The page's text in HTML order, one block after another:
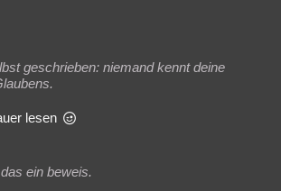
geschrieben: niemand kennt deine
lesen
ein beweis.